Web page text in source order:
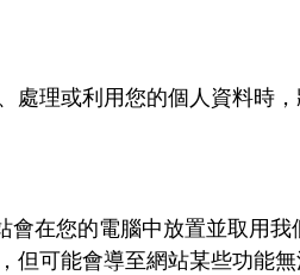
處理或利用您的個人資料時
會在您的電腦中放置並取用
可能會導至網站某些功能無